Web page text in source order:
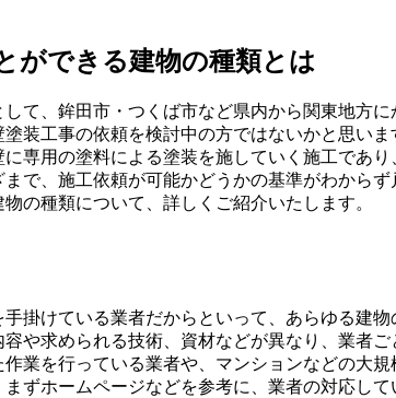
ができる建物の種類とは
て、鉾田市・つくば市など県内から関東地方
装工事の依頼を検討中の方ではないかと思いま
専用の塗料による塗装を施していく施工であ
で、施工依頼が可能かどうかの基準がわから
の種類について、詳しくご紹介いたします。
掛けている業者だからといって、あらゆる建
や求められる技術、資材などが異なり、業者ご
業を行っている業者や、マンションなどの大
ずホームページなどを参考に、業者の対応して